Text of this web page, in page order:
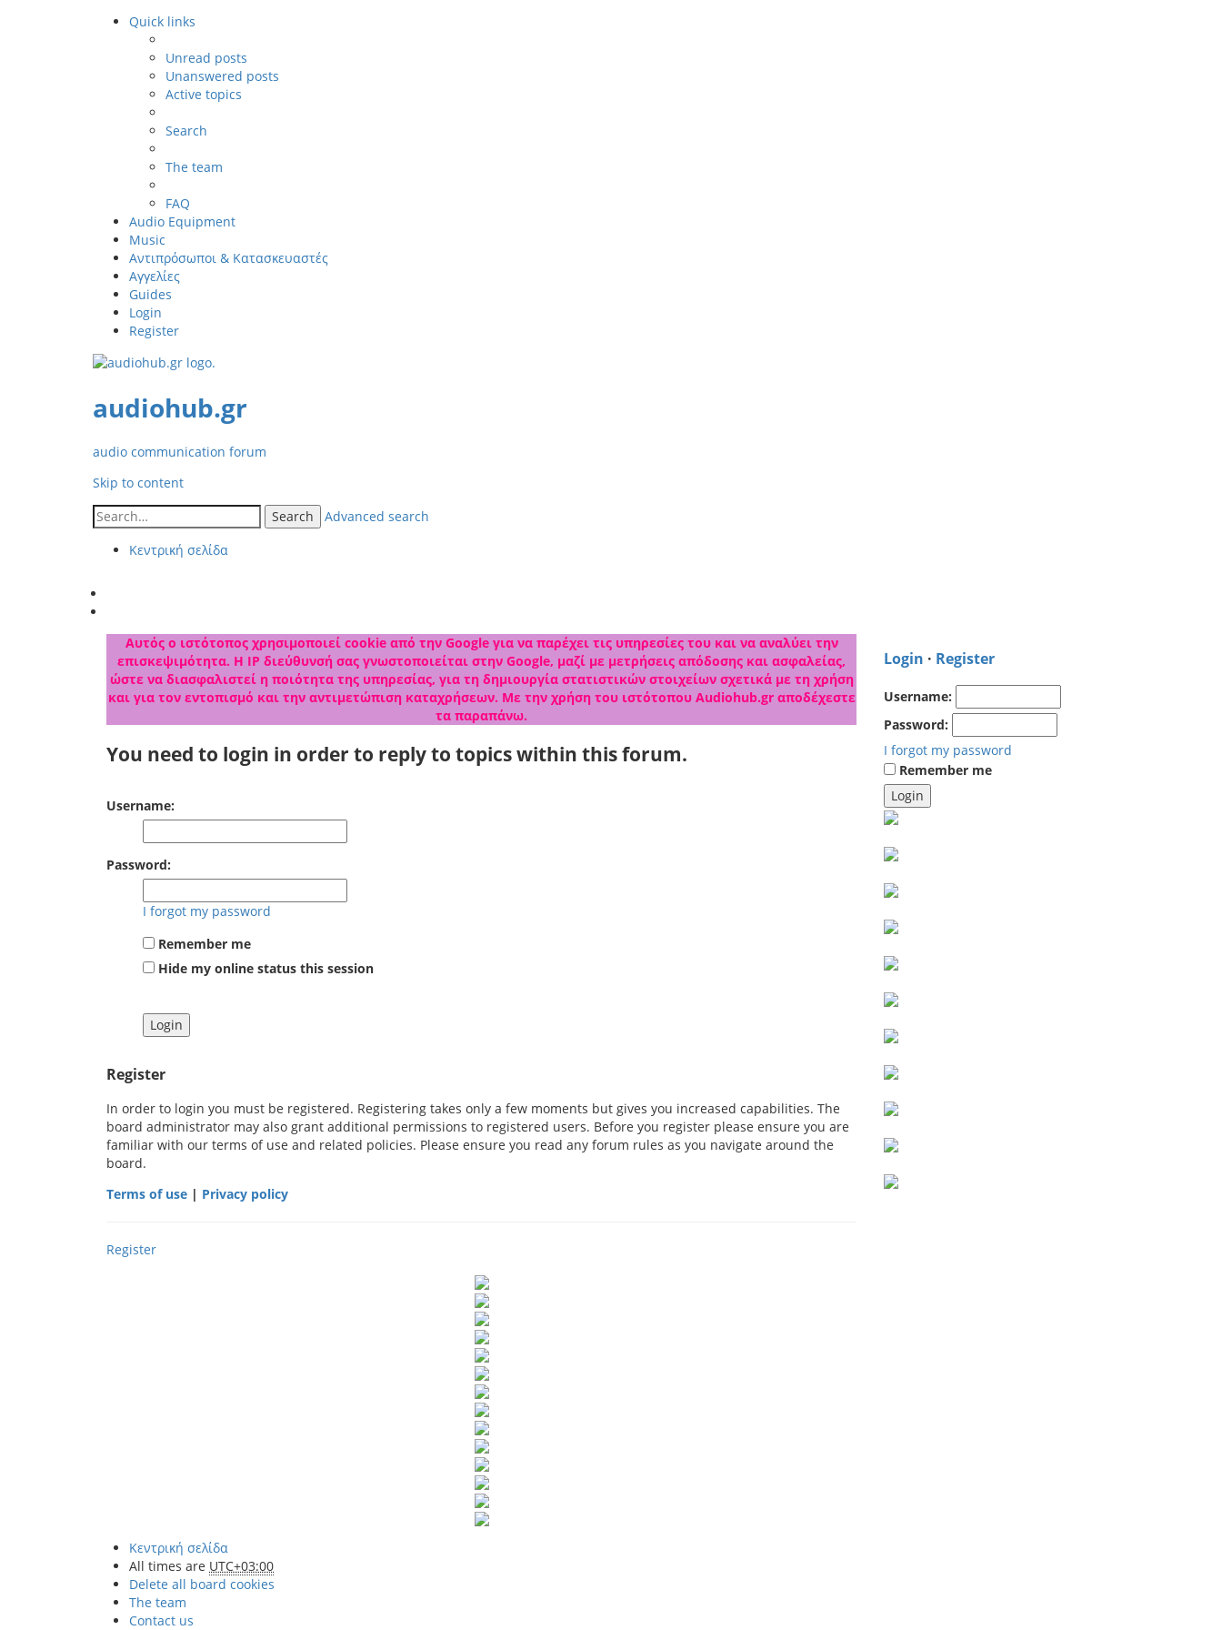
Quick links
Unread posts
Unanswered posts
Active topics
Search
The team
FAQ
Audio Equipment
Music
Αντιπρόσωποι & Κατασκευαστές
Αγγελίες
Guides
Login
Register
audiohub.gr
audio communication forum
Skip to content
Search
Advanced search
Κεντρική σελίδα
Αυτός ο ιστότοπος χρησιμοποιεί cookie από την Google για να παρέχει τις υπηρεσίες του και να αναλύει την
επισκεψιμότητα. Η IP διεύθυνσή σας γνωστοποιείται στην Google, μαζί με μετρήσεις απόδοσης και ασφαλείας,
ώστε να διασφαλιστεί η ποιότητα της υπηρεσίας, για τη δημιουργία στατιστικών στοιχείων σχετικά με τη χρήση
και για τον εντοπισμό και την αντιμετώπιση καταχρήσεων. Με την χρήση του ιστότοπου Audiohub.gr αποδέχεστε
τα παραπάνω.
You need to login in order to reply to topics within this forum.
Username:
Password:
I forgot my password
Remember me
Hide my online status this session
Register
In order to login you must be registered. Registering takes only a few moments but gives you increased capabilities. The
board administrator may also grant additional permissions to registered users. Before you register please ensure you are
familiar with our terms of use and related policies. Please ensure you read any forum rules as you navigate around the
board.
Terms of use | Privacy policy
Register
Login · Register
Username:
Password:
I forgot my password
Remember me
Κεντρική σελίδα
All times are UTC+03:00
Delete all board cookies
The team
Contact us